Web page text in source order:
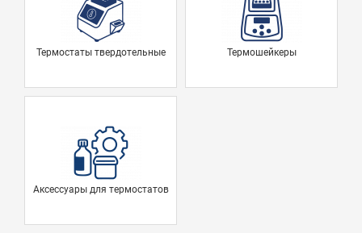
Термостаты твердотельные Термошейкеры
Аксессуары для термостатов